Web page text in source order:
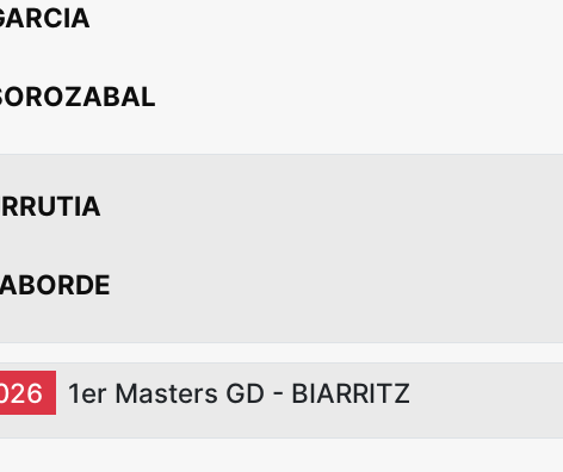
1er Masters GD - BIARRITZ